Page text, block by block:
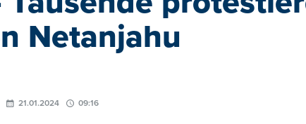
Netanjahu
21.01.2024 09:16